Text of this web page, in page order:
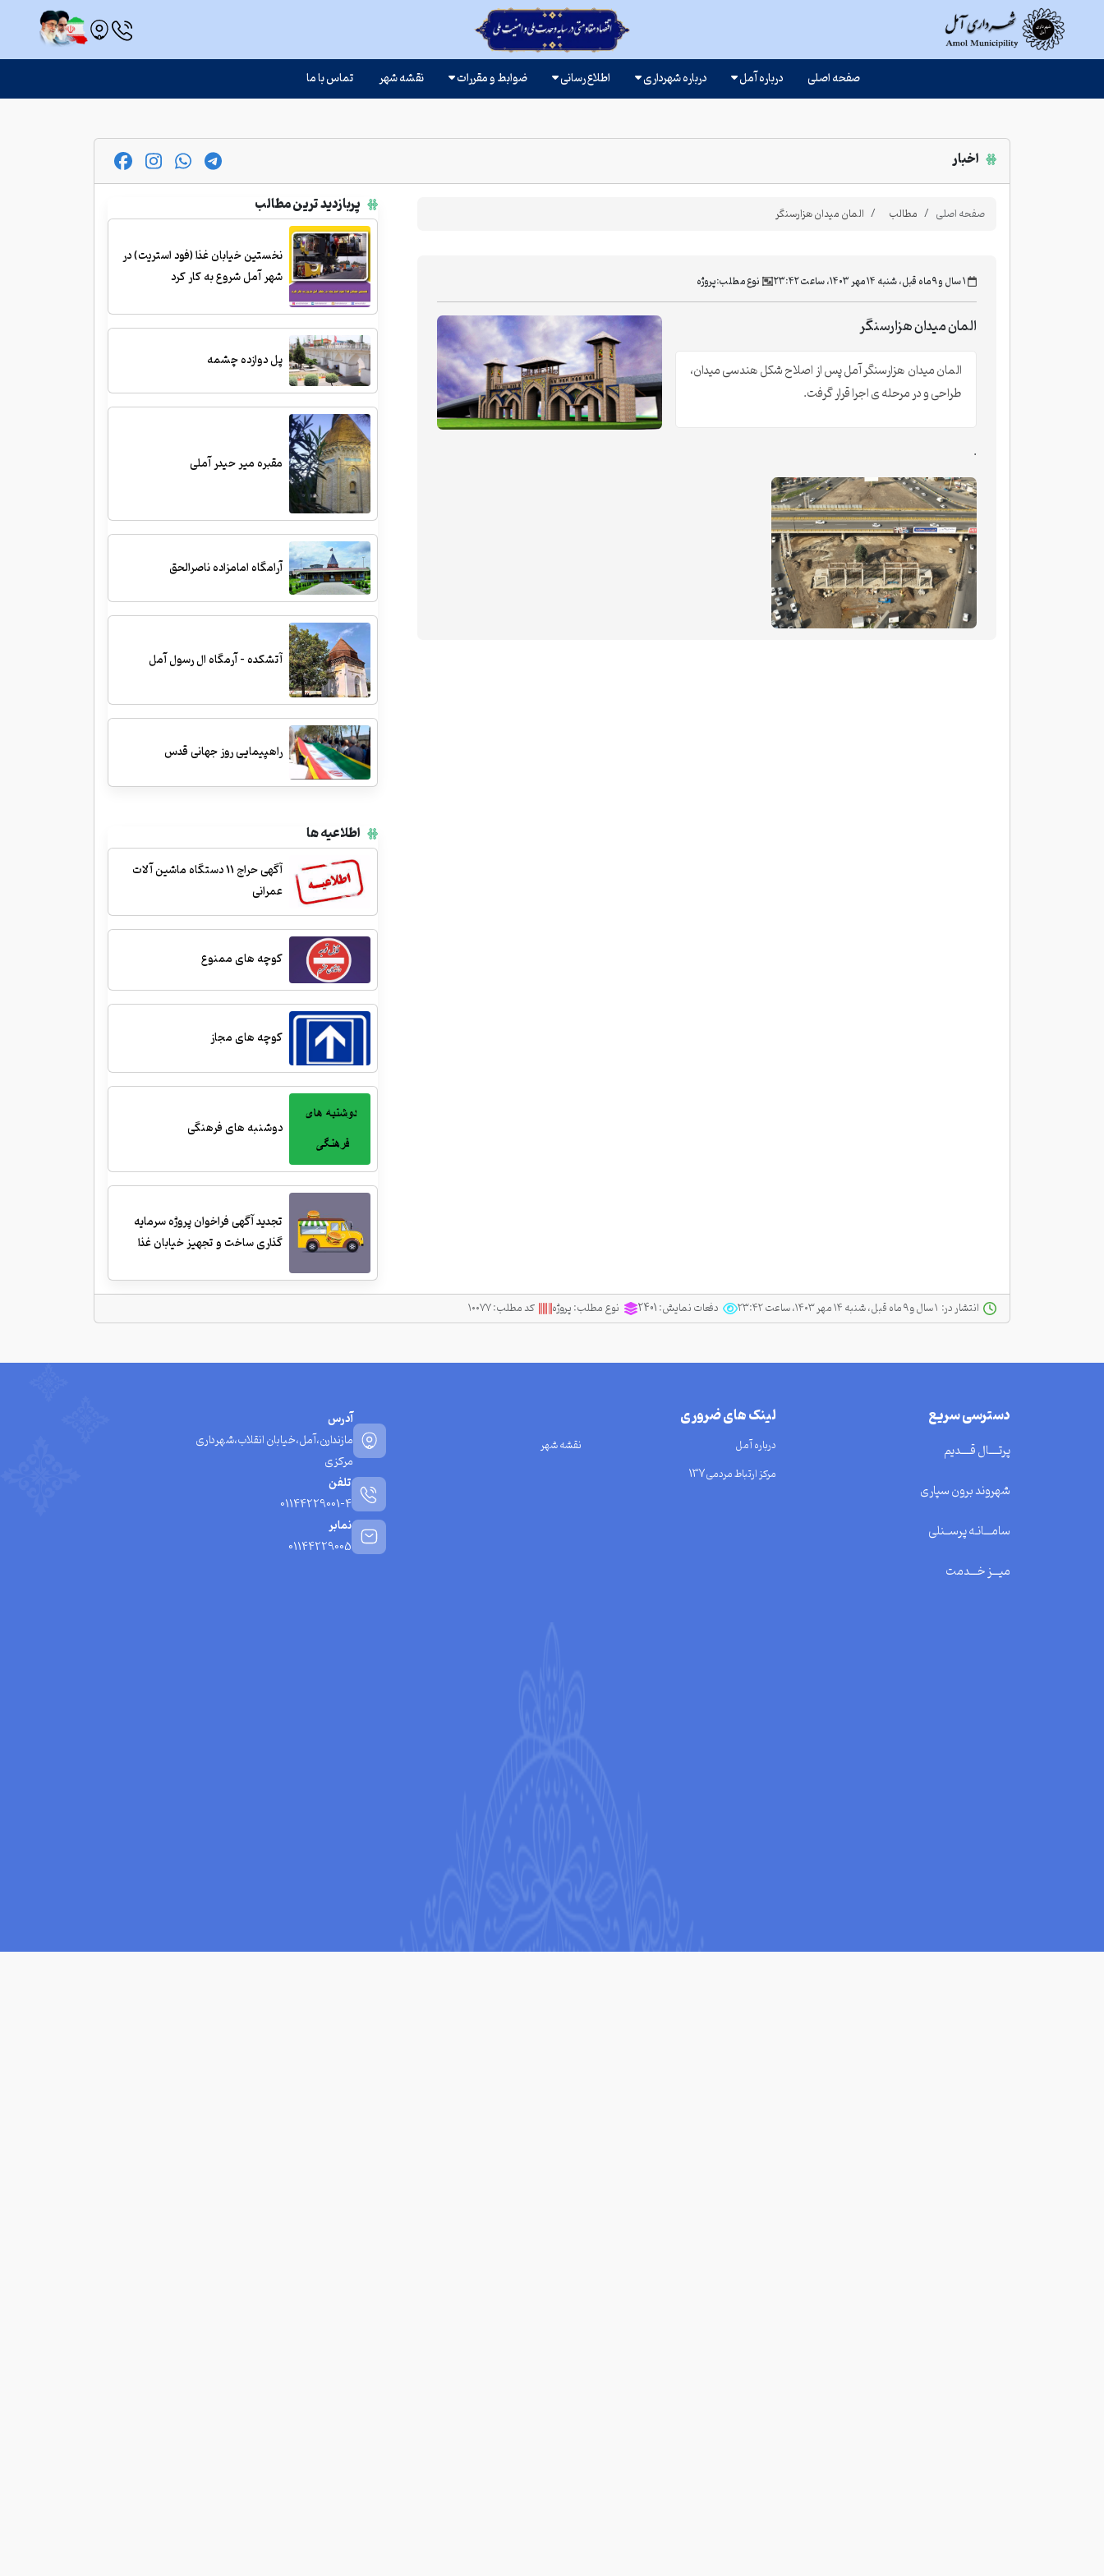
صفحه اصلی درباره آمل درباره شهرداری اطلاع رسانی ضوابط و مقررات نقشه شهر تماس با ما
اخبار
صفحه اصلی مطالب المان میدان هزارسنگر
‫۱ سال و ۹ ماه قبل، شنبه ۱۴ مهر ۱۴۰۳، ساعت ۲۳:۴۲ نوع مطلب:پروژه
المان میدان هزارسنگر
المان میدان هزارسنگر آمل پس از اصلاح شکل هندسی میدان،
طراحی و در مرحله ی اجرا قرار گرفت.
.
پربازدید ترین مطالب
نخستین خیابان غذا (فود استریت) در
شهر آمل شروع به کار کرد
پل دوازده چشمه
مقبره میر حیدر آملی
آرامگاه امامزاده ناصرالحق
آتشکده - آرمگاه ال رسول آمل
راهپیمایی روز جهانی قدس
اطلاعیه ها
آگهی حراج 11 دستگاه ماشین آلات
عمرانی
کوچه های ممنوع
کوچه های مجاز
دوشنبه های فرهنگی
تجدید آگهی فراخوان پروژه سرمایه
گذاری ساخت و تجهیز خیابان غذا
انتشار در: دفعات نمایش:2401 نوع مطلب:پروژه کد مطلب:۱۰۰۷۷
دسترسی سریع
پرتــــال قــــدیم
شهروند برون سپاری
سامـــانـه پرســنلی
میـــز خـــدمت
لینک های ضروری
درباره آمل
نقشه شهر
مرکز ارتباط مردمی137
آدرس
مازندارن،آمل،خیابان انقلاب،شهرداری
مرکزی
تلفن
01144229001-4
نمابر
01144229005